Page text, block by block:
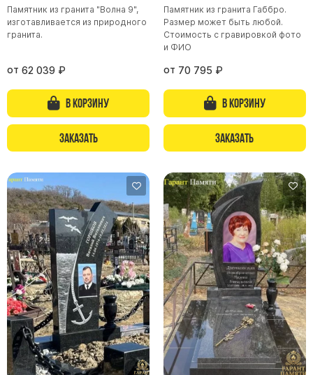
Памятники животным
Памятники младенцу
Памятники двойные
Памятники женщине
Памятники маме
Памятники жене
Памятники дочери
Памятники мужчине
Памятники дедушке
Памятники мужу
Памятники отцу
Памятники парню
Памятники сыну
Памятники вертикальные
Памятники врачу
Памятники горизонтальные
Памятник из гранита "Волна 9",
изготавливается из природного
гранита.
от 62 039 ₽
В корзину
Заказать
Памятник из гранита Габбро.
Размер может быть любой.
Стоимость с гравировкой фото
и ФИО
от 70 795 ₽
В корзину
Заказать